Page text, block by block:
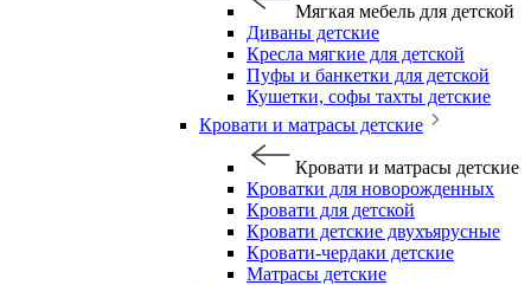
Мягкая мебель для детской
Диваны детские
Кресла мягкие для детской
Пуфы и банкетки для детской
Кушетки, софы тахты детские
Кровати и матрасы детские
Кровати и матрасы детские
Кроватки для новорожденных
Кровати для детской
Кровати детские двухъярусные
Кровати-чердаки детские
Матрасы детские